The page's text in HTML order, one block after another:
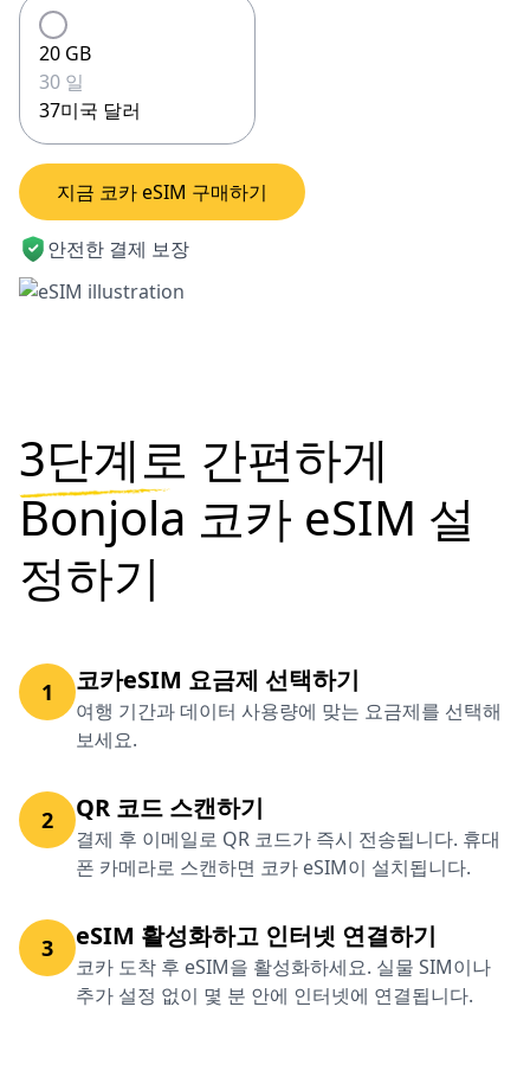
20 GB
30 일
37미국 달러
지금 코카 eSIM 구매하기
안전한 결제 보장
3단계로 간편하게
Bonjola 코카 eSIM 설
정하기
1 코카eSIM 요금제 선택하기
여행 기간과 데이터 사용량에 맞는 요금제를 선택해
보세요.
2 QR 코드 스캔하기
결제 후 이메일로 QR 코드가 즉시 전송됩니다. 휴대
폰 카메라로 스캔하면 코카 eSIM이 설치됩니다.
3 eSIM 활성화하고 인터넷 연결하기
코카 도착 후 eSIM을 활성화하세요. 실물 SIM이나
추가 설정 없이 몇 분 안에 인터넷에 연결됩니다.